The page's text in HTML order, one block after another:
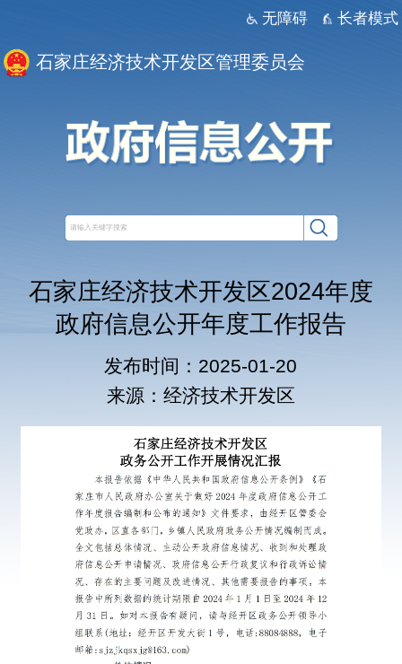
无障碍 长者模式
石家庄经济技术开发区管理委员会
石家庄经济技术开发区2024年度
政府信息公开年度工作报告
发布时间：2025-01-20
来源：经济技术开发区